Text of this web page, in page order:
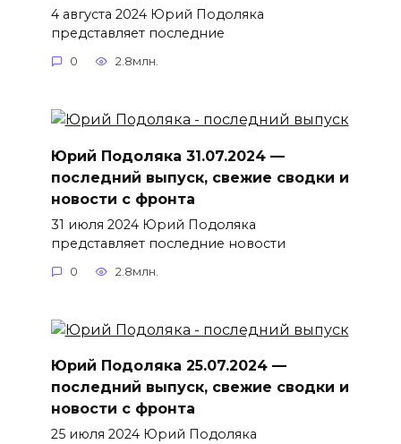
4 августа 2024 Юрий Подоляка
представляет последние
0 2.8млн.
Юрий Подоляка 31.07.2024 —
последний выпуск, свежие сводки и
новости с фронта
31 июля 2024 Юрий Подоляка
представляет последние новости
0 2.8млн.
Юрий Подоляка 25.07.2024 —
последний выпуск, свежие сводки и
новости с фронта
25 июля 2024 Юрий Подоляка